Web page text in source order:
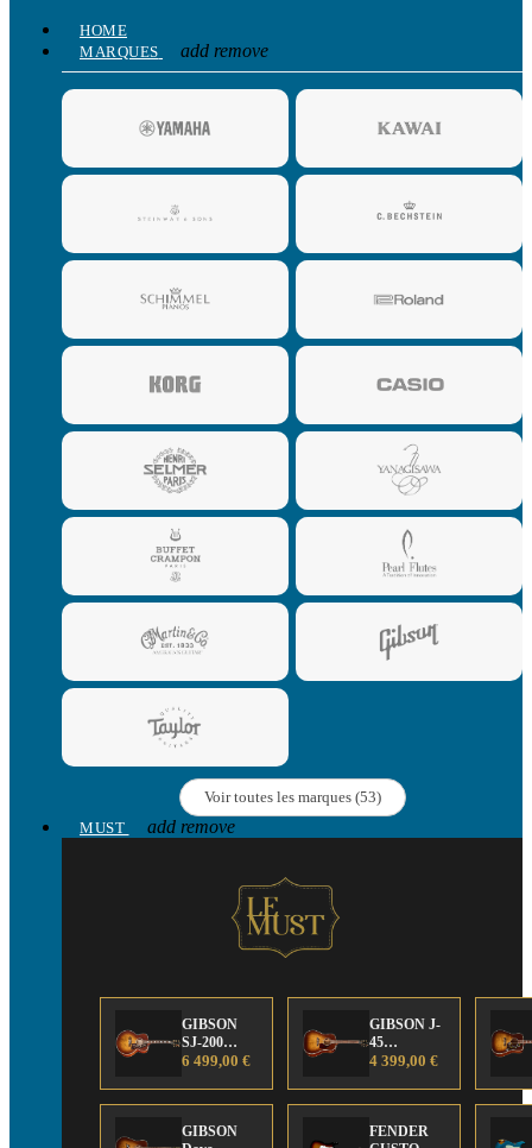
HOME
MARQUES
add remove
Voir toutes les marques (53)
MUST
add remove
GIBSON
SJ-200
Anniversary
Edition
6 499,00 €
GIBSON J-
45
Anniversary
Edition
4 399,00 €
GIBSON
FENDER